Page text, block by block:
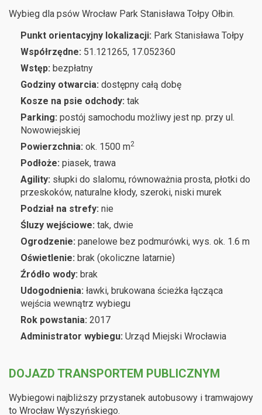
Wybieg dla psów Wrocław Park Stanisława Tołpy Ołbin.
Punkt orientacyjny lokalizacji: Park Stanisława Tołpy
Współrzędne: 51.121265, 17.052360
Wstęp: bezpłatny
Godziny otwarcia: dostępny całą dobę
Kosze na psie odchody: tak
Parking: postój samochodu możliwy jest np. przy ul.
Nowowiejskiej
Powierzchnia: ok. 1500 m2
Podłoże: piasek, trawa
Agility: słupki do slalomu, równoważnia prosta, płotki do
przeskoków, naturalne kłody, szeroki, niski murek
Podział na strefy: nie
Śluzy wejściowe: tak, dwie
Ogrodzenie: panelowe bez podmurówki, wys. ok. 1.6 m
Oświetlenie: brak (okoliczne latarnie)
Źródło wody: brak
Udogodnienia: ławki, brukowana ścieżka łącząca
wejścia wewnątrz wybiegu
Rok powstania: 2017
Administrator wybiegu: Urząd Miejski Wrocławia
DOJAZD TRANSPORTEM PUBLICZNYM
Wybiegowi najbliższy przystanek autobusowy i tramwajowy
to Wrocław Wyszyńskiego.